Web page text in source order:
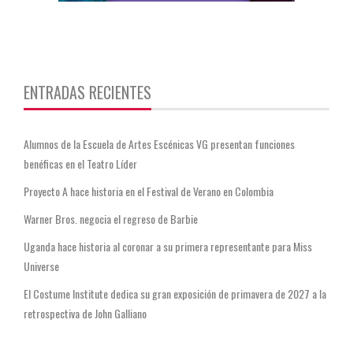
ENTRADAS RECIENTES
Alumnos de la Escuela de Artes Escénicas VG presentan funciones
benéficas en el Teatro Líder
Proyecto A hace historia en el Festival de Verano en Colombia
Warner Bros. negocia el regreso de Barbie
Uganda hace historia al coronar a su primera representante para Miss
Universe
El Costume Institute dedica su gran exposición de primavera de 2027 a la
retrospectiva de John Galliano